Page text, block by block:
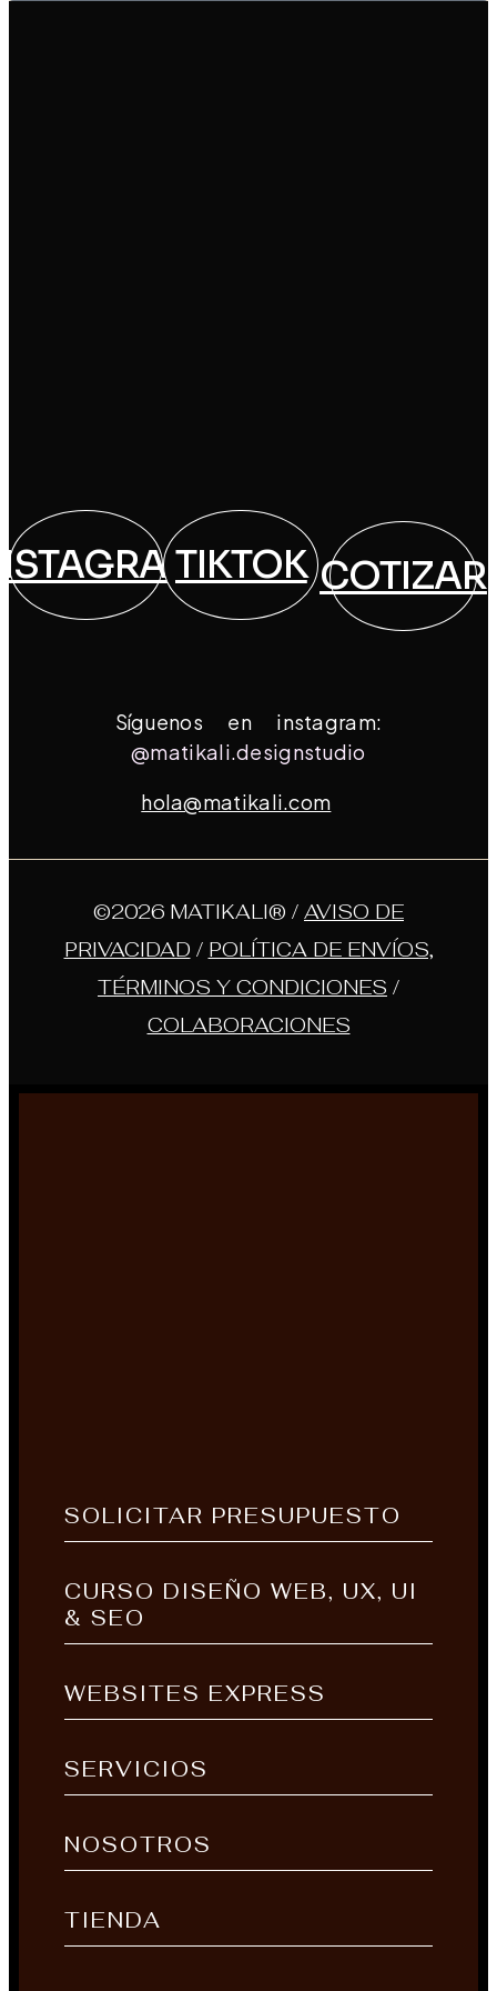
TIKTOK COTIZAR
Síguenos en instagram:
@matikali.designstudio
hola@matikali.com
©2026 MATIKALI® / AVISO DE
PRIVACIDAD / POLÍTICA DE ENVÍOS,
TÉRMINOS Y CONDICIONES /
COLABORACIONES
SOLICITAR PRESUPUESTO
CURSO DISEÑO WEB, UX, UI
& SEO
WEBSITES EXPRESS
SERVICIOS
NOSOTROS
TIENDA